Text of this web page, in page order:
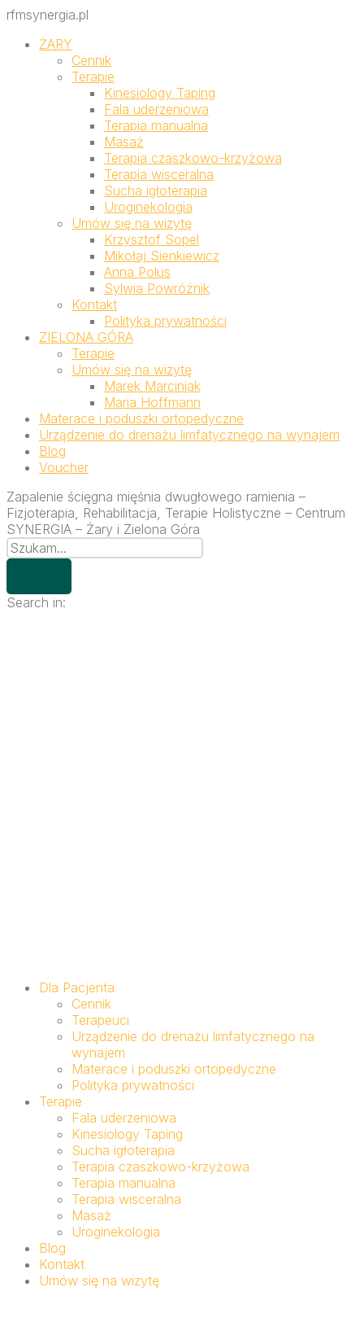
rfmsynergia.pl
ŻARY
Cennik
Terapie
Kinesiology Taping
Fala uderzeniowa
Terapia manualna
Masaż
Terapia czaszkowo-krzyżowa
Terapia wisceralna
Sucha igłoterapia
Uroginekologia
Umów się na wizytę
Krzysztof Sopel
Mikołaj Sienkiewicz
Anna Polus
Sylwia Powróżnik
Kontakt
Polityka prywatności
ZIELONA GÓRA
Terapie
Umów się na wizytę
Marek Marciniak
Maria Hoffmann
Materace i poduszki ortopedyczne
Urządzenie do drenażu limfatycznego na wynajem
Blog
Voucher
Zapalenie ścięgna mięśnia dwugłowego ramienia –
Fizjoterapia, Rehabilitacja, Terapie Holistyczne – Centrum
SYNERGIA – Żary i Zielona Góra
Search in:
Dla Pacjenta
Cennik
Terapeuci
Urządzenie do drenażu limfatycznego na
wynajem
Materace i poduszki ortopedyczne
Polityka prywatności
Terapie
Fala uderzeniowa
Kinesiology Taping
Sucha igłoterapia
Terapia czaszkowo-krzyżowa
Terapia manualna
Terapia wisceralna
Masaż
Uroginekologia
Blog
Kontakt
Umów się na wizytę